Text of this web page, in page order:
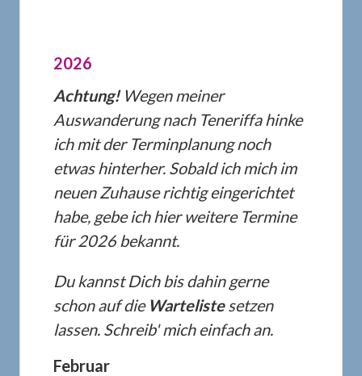
2026
Achtung!Wegen meiner
Auswanderung nach Teneriffa hinke
ich mit der Terminplanung noch
etwas hinterher. Sobald ich mich im
neuen Zuhause richtig eingerichtet
habe, gebe ich hier weitere Termine
für 2026 bekannt.
Du kannst Dich bis dahin gerne
schon auf die Wartelistesetzen
lassen. Schreib' mich einfach an.
Februar